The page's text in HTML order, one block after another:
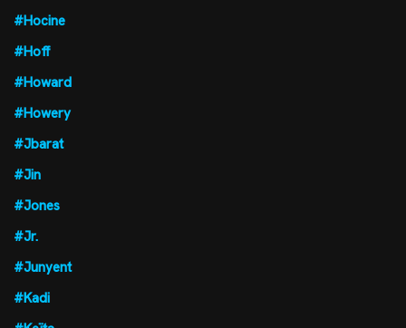
#Hocine
#Hoff
#Howard
#Howery
#Jbarat
#Jin
#Jones
#Jr.
#Junyent
#Kadi